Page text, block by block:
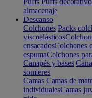
Puffs Puffs
almacenaje
Descanso
Colchones Packs
viscoelásticos
ensacadosColchones
espumaColchones
Canapés y bases
somieres
Camas Camas de
individualesCamas